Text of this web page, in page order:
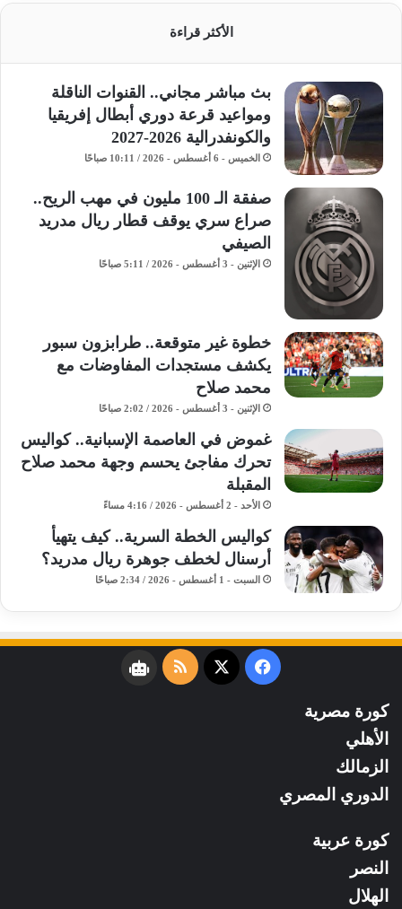
الأكثر قراءة
بث مباشر مجاني.. القنوات الناقلة
ومواعيد قرعة دوري أبطال إفريقيا
والكونفدرالية 2026-2027
الخميس - 6 أغسطس - 2026 / 10:11 صباحًا
صفقة الـ 100 مليون في مهب الريح..
صراع سري يوقف قطار ريال مدريد
الصيفي
الإثنين - 3 أغسطس - 2026 / 5:11 صباحًا
خطوة غير متوقعة.. طرابزون سبور
يكشف مستجدات المفاوضات مع
محمد صلاح
الإثنين - 3 أغسطس - 2026 / 2:02 صباحًا
غموض في العاصمة الإسبانية.. كواليس
تحرك مفاجئ يحسم وجهة محمد صلاح
المقبلة
الأحد - 2 أغسطس - 2026 / 4:16 مساءً
كواليس الخطة السرية.. كيف يتهيأ
أرسنال لخطف جوهرة ريال مدريد؟
السبت - 1 أغسطس - 2026 / 2:34 صباحًا
فيسبوك
‫X
ملخصنبض
كورة مصرية
الأهلي
الزمالك
الدوري المصري
كورة عربية
النصر
الهلال